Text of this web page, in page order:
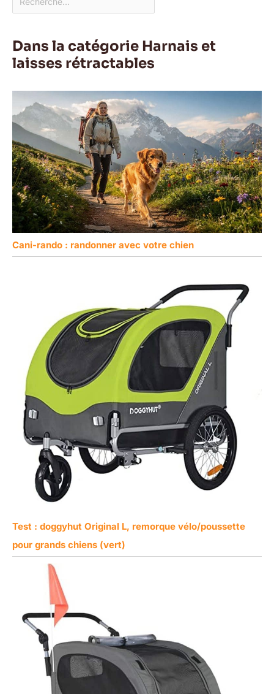
Dans la catégorie Harnais et
laisses rétractables
Cani-rando : randonner avec votre chien
Test : doggyhut Original L, remorque vélo/poussette
pour grands chiens (vert)